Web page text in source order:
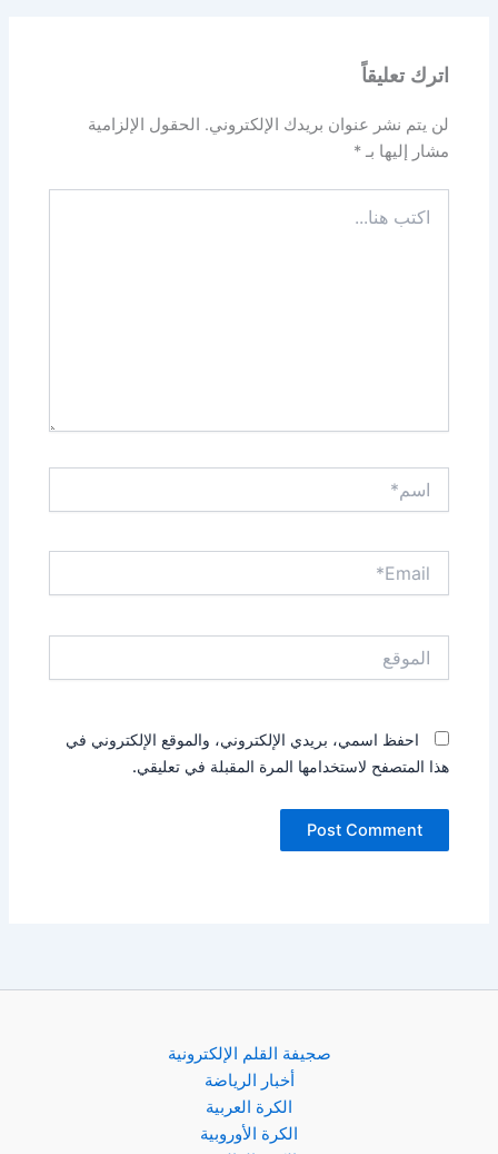
اترك تعليقاً
لن يتم نشر عنوان بريدك الإلكتروني. الحقول الإلزامية
مشار إليها بـ*
هنا...
احفظ اسمي، بريدي الإلكتروني، والموقع الإلكتروني في
هذا المتصفح لاستخدامها المرة المقبلة في تعليقي.
صجيفة القلم الإلكترونية
أخبار الرياضة
الكرة العربية
الكرة الأوروبية